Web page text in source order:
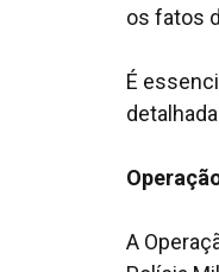
os fatos
É
A